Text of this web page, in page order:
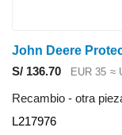
S/ 136.70 EUR 35 ≈
Recambio - otra
L217976